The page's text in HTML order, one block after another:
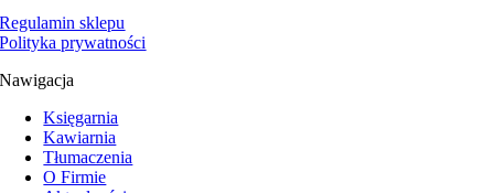
Regulamin sklepu
Polityka prywatności
Nawigacja
Księgarnia
Kawiarnia
Tłumaczenia
O Firmie